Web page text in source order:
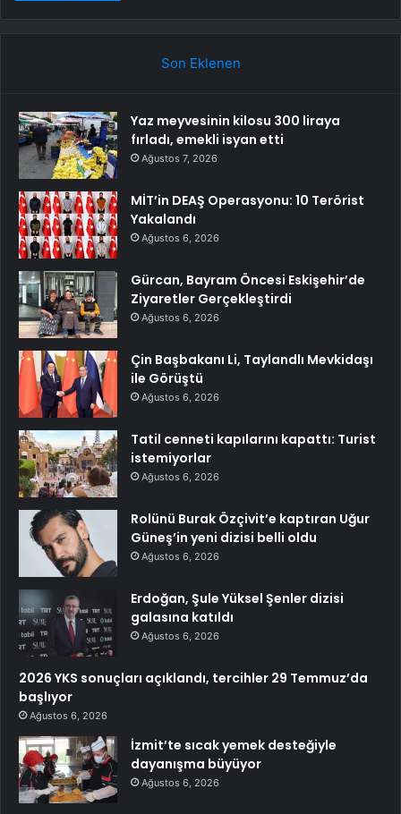
Son Eklenen
Yaz meyvesinin kilosu 300 liraya
fırladı, emekli isyan etti
Ağustos 7, 2026
MİT’in DEAŞ Operasyonu: 10 Terörist
Yakalandı
Ağustos 6, 2026
Gürcan, Bayram Öncesi Eskişehir’de
Ziyaretler Gerçekleştirdi
Ağustos 6, 2026
Çin Başbakanı Li, Taylandlı Mevkidaşı
ile Görüştü
Ağustos 6, 2026
Tatil cenneti kapılarını kapattı: Turist
istemiyorlar
Ağustos 6, 2026
Rolünü Burak Özçivit’e kaptıran Uğur
Güneş’in yeni dizisi belli oldu
Ağustos 6, 2026
Erdoğan, Şule Yüksel Şenler dizisi
galasına katıldı
Ağustos 6, 2026
2026 YKS sonuçları açıklandı, tercihler 29 Temmuz’da
başlıyor
Ağustos 6, 2026
İzmit’te sıcak yemek desteğiyle
dayanışma büyüyor
Ağustos 6, 2026